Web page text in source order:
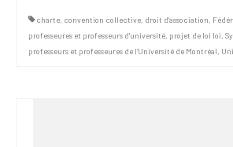
charte, convention collective, droit d'association,
professeures et professeurs d'université, projet de loi loi,
professeurs et professeures de l’Université de Montréal,